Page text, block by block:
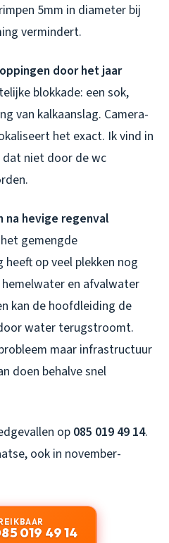
5mm in diameter bij
vermindert.
door het jaar
blokkade: een sok,
van kalkaanslag. Camera-
het exact. Ik vind in
dat niet door de wc
na hevige regenval
gemengde
op veel plekken nog
en afvalwater
kan de hoofdleiding de
water terugstroomt.
maar infrastructuur
doen behalve snel
op 085 019 49 14.
ook in november-
019 49 14